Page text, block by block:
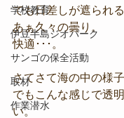
学校教育
伊豆半島ジオパーク
サンゴの保全活動
取材
作業潜水
でも日差しが遮られ
あぁ久々の曇り。
快適･･･。
さてさて海の中の様
でもこんな感じで透
い。